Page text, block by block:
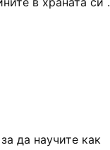
да научите как